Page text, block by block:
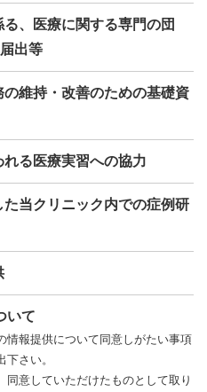
、医療に関する専門の団
出等
維持・改善のための基礎資
る医療実習への協力
当クリニック内での症例研
いて
情報提供について同意しがたい事項
さい。
同意していただけたものとして取り